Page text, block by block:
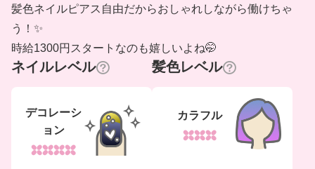
髪色ネイルピアス自由だからおしゃれしながら働けちゃ
う！✨
時給1300円スタートなのも嬉しいよね🤭
ネイルレベル
デコレーシ
ョン
髪色レベル
カラフル